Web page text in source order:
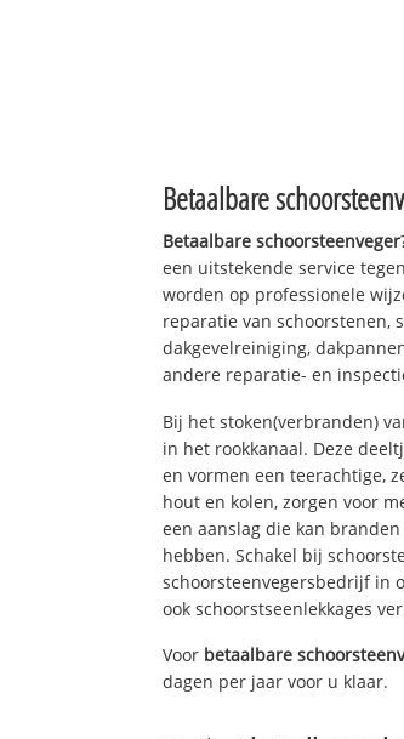
Betaalbare
Betaalbare schoorsteenveger
een uitstekende service
worden op professionele
reparatie van schoorstenen,
dakgevelreiniging,
andere reparatie- en
Bij het stoken(verbranden)
in het rookkanaal. Deze
en vormen een teerachtige,
hout en kolen, zorgen voor
een aanslag die kan
hebben. Schakel bij
schoorsteenvegersbedrijf in
ook schoorstseenlekkages
Voor betaalbare
dagen per jaar voor u klaar.